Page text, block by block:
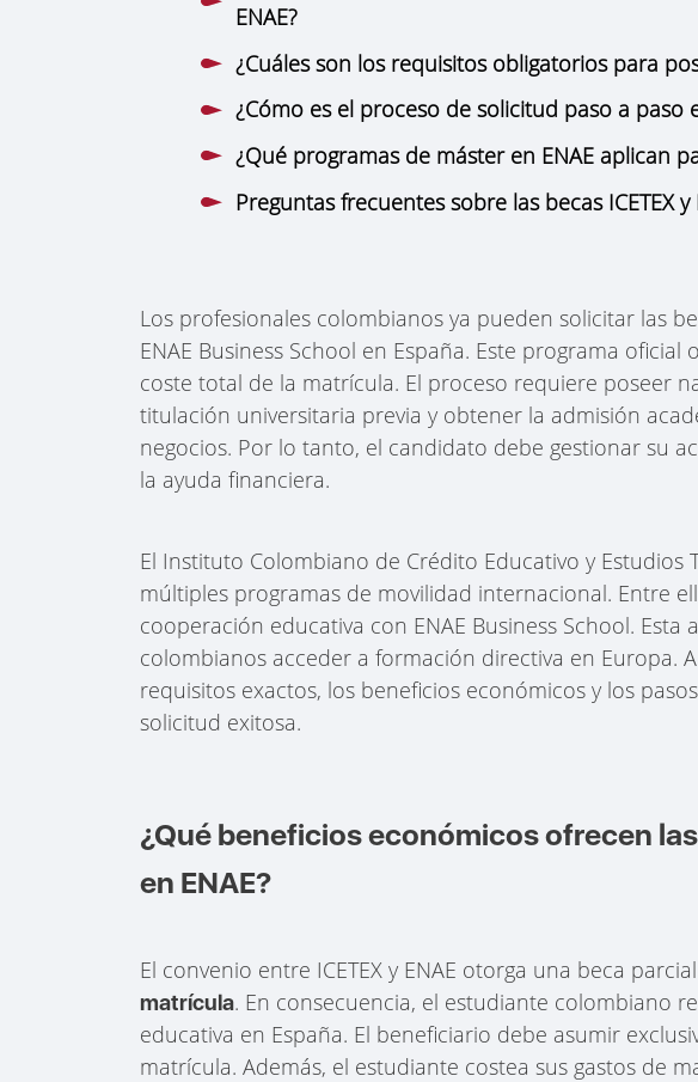
ENAE?
¿Cuáles son los requisitos obligatorios para
¿Cómo es el proceso de solicitud paso a paso
¿Qué programas de máster en ENAE aplican
Preguntas frecuentes sobre las becas ICETEX y
Los profesionales colombianos ya pueden solicitar las
ENAE Business School en España. Este programa
coste total de la matrícula. El proceso requiere poseer
titulación universitaria previa y obtener la admisión
negocios. Por lo tanto, el candidato debe gestionar su
la ayuda financiera.
El Instituto Colombiano de Crédito Educativo y Estudios
múltiples programas de movilidad internacional. Entre
cooperación educativa con ENAE Business School.
colombianos acceder a formación directiva en Europa.
requisitos exactos, los beneficios económicos y los
solicitud exitosa.
¿Qué beneficios económicos ofrecen
en ENAE?
El convenio entre ICETEX y ENAE otorga una beca
matrícula. En consecuencia, el estudiante colombiano
educativa en España. El beneficiario debe asumir
matrícula. Además, el estudiante costea sus gastos de